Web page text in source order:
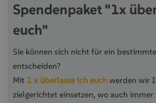
Spendenpaket "1x
euch"
Sie können sich nicht für ein
entscheiden?
Mit 1 x überlasse ich euch werden wir
zielgerichtet einsetzen, wo auch